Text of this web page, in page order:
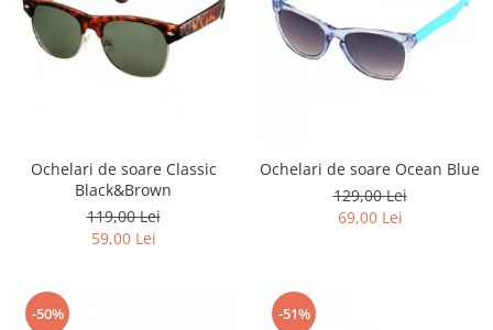
Ochelari de soare Classic
Black&Brown
119,00 Lei
59,00 Lei
Ochelari de soare Ocean Blue
129,00 Lei
69,00 Lei
-50% -51%